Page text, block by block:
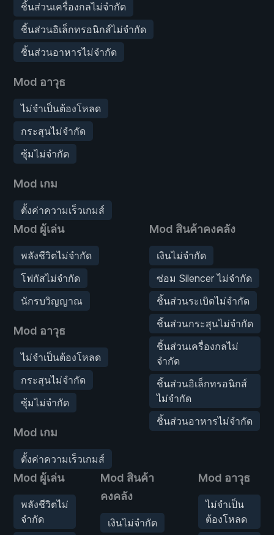
ชิ้นส่วนเครื่องกลไม่จำกัด
ชิ้นส่วนอิเล็กทรอนิกส์ไม่จำกัด
ชิ้นส่วนอาหารไม่จำกัด
Mod อาวุธ
ไม่จำเป็นต้องโหลด
กระสุนไม่จำกัด
ซุ้มไม่จำกัด
Mod เกม
ตั้งค่าความเร็วเกมส์
Mod ผู้เล่น
พลังชีวิตไม่จำกัด
โฟกัสไม่จำกัด
นักรบวิญญาณ
Mod อาวุธ
ไม่จำเป็นต้องโหลด
กระสุนไม่จำกัด
ซุ้มไม่จำกัด
Mod เกม
ตั้งค่าความเร็วเกมส์
Mod สินค้าคงคลัง
เงินไม่จำกัด
ซ่อม Silencer ไม่จำกัด
ชิ้นส่วนระเบิดไม่จำกัด
ชิ้นส่วนกระสุนไม่จำกัด
ชิ้นส่วนเครื่องกลไม่
จำกัด
ชิ้นส่วนอิเล็กทรอนิกส์
ไม่จำกัด
ชิ้นส่วนอาหารไม่จำกัด
Mod ผู้เล่น
พลังชีวิตไม่
จำกัด
Mod สินค้า
คงคลัง
เงินไม่จำกัด
Mod อาวุธ
ไม่จำเป็น
ต้องโหลด